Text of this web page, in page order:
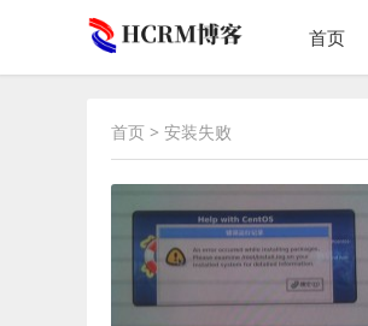
首页
首页 > 安装失败